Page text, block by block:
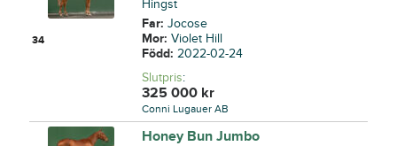
34
Hingst
Far:Jocose
Mor:Violet Hill
Född:2022-02-24
Slutpris:
325 000 kr
Conni Lugauer AB
Honey Bun Jumbo